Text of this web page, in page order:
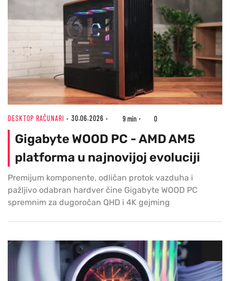
DESKTOP RAČUNARI 30.06.2026 9 min 0
Gigabyte WOOD PC - AMD AM5
platforma u najnovijoj evoluciji
Premijum komponente, odličan protok vazduha i
pažljivo odabran hardver čine Gigabyte WOOD PC
spremnim za dugoročan QHD i 4K gejming